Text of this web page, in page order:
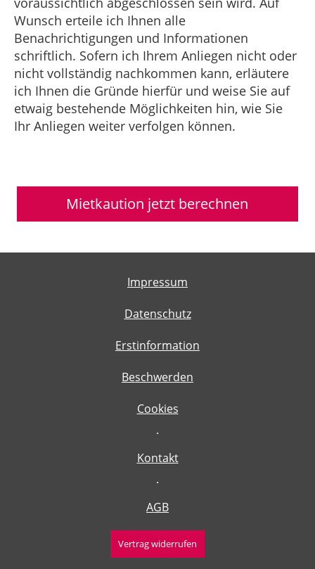
Wunsch erteile ich Ihnen alle
Benachrichtigungen und Informationen
schriftlich. Sofern ich Ihrem Anliegen nicht oder
nicht vollständig nachkommen kann, erläutere
ich Ihnen die Gründe hierfür und weise Sie auf
etwaig bestehende Möglichkeiten hin, wie Sie
Ihr Anliegen weiter verfolgen können.
Mietkaution jetzt berechnen
Impressum
Datenschutz
Erstinformation
Beschwerden
Cookies
·
Kontakt
·
AGB
Vertrag widerrufen